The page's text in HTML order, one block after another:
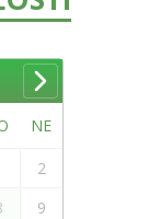
NE
2
9